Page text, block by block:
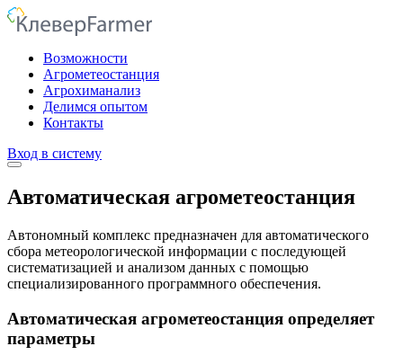
Возможности
Агрометеостанция
Агрохиманализ
Делимся опытом
Контакты
Вход в систему
Автоматическая агрометеостанция
Автономный комплекс предназначен для автоматического
сбора метеорологической информации с последующей
систематизацией и анализом данных с помощью
специализированного программного обеспечения.
Автоматическая агрометеостанция определяет
параметры